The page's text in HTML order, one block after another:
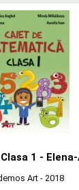
1 -
Art- 2018